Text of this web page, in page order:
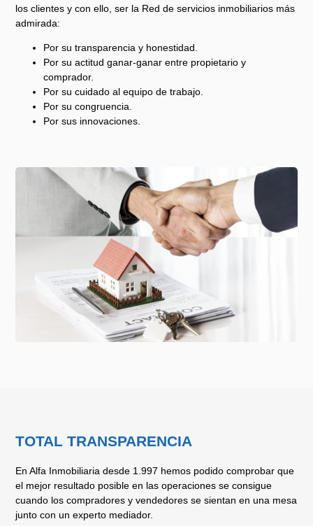
los clientes y con ello, ser la Red de servicios inmobiliarios más
admirada:
Por su transparencia y honestidad.
Por su actitud ganar-ganar entre propietario y
comprador.
Por su cuidado al equipo de trabajo.
Por su congruencia.
Por sus innovaciones.
TOTAL TRANSPARENCIA
En Alfa Inmobiliaria desde 1.997 hemos podido comprobar que
el mejor resultado posible en las operaciones se consigue
cuando los compradores y vendedores se sientan en una mesa
junto con un experto mediador.